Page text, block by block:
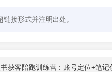
接形式并注明出处。